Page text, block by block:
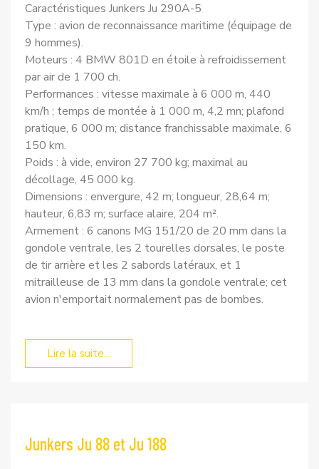
Caractéristiques Junkers Ju 290A-5
Type : avion de reconnaissance maritime (équipage de
9 hommes).
Moteurs : 4 BMW 801D en étoile à refroidissement
par air de 1 700 ch.
Performances : vitesse maximale à 6 000 m, 440
km/h ; temps de montée à 1 000 m, 4,2 mn; plafond
pratique, 6 000 m; distance franchissable maximale, 6
150 km.
Poids : à vide, environ 27 700 kg; maximal au
décollage, 45 000 kg.
Dimensions : envergure, 42 m; longueur, 28,64 m;
hauteur, 6,83 m; surface alaire, 204 m².
Armement : 6 canons MG 151/20 de 20 mm dans la
gondole ventrale, les 2 tourelles dorsales, le poste
de tir arrière et les 2 sabords latéraux, et 1
mitrailleuse de 13 mm dans la gondole ventrale; cet
avion n'emportait normalement pas de bombes.
Lire la suite...
Junkers Ju 88 et Ju 188